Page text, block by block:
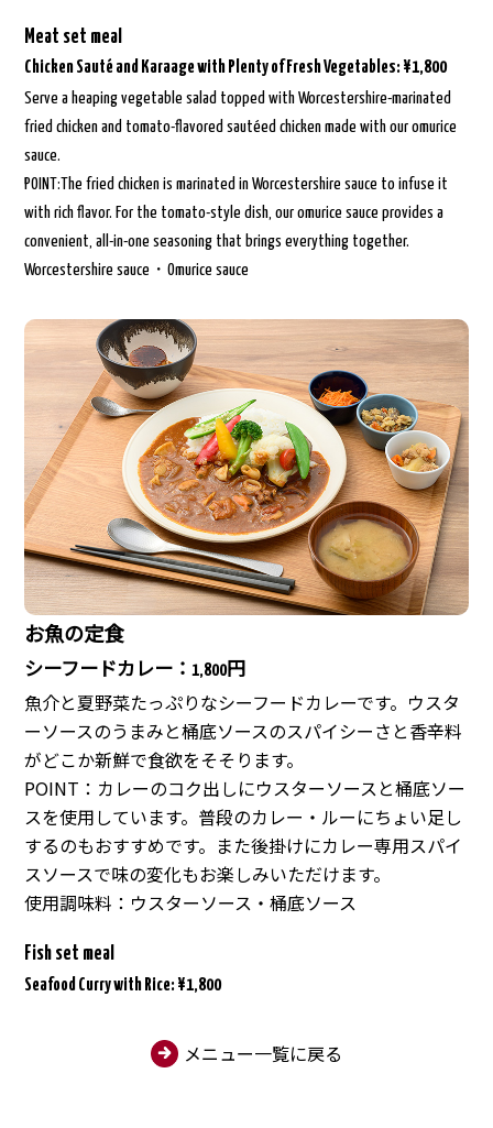
Meat set meal
Chicken Sauté and Karaage with Plenty of Fresh Vegetables: ¥1,800
Serve a heaping vegetable salad topped with Worcestershire-marinated
fried chicken and tomato-flavored sautéed chicken made with our omurice
sauce.
POINT:The fried chicken is marinated in Worcestershire sauce to infuse it
with rich flavor. For the tomato-style dish, our omurice sauce provides a
convenient, all-in-one seasoning that brings everything together.
Worcestershire sauce・Omurice sauce
お魚の定食
シーフードカレー：1,800円
魚介と夏野菜たっぷりなシーフードカレーです。ウスタ
ーソースのうまみと桶底ソースのスパイシーさと香辛料
がどこか新鮮で食欲をそそります。
POINT：カレーのコク出しにウスターソースと桶底ソー
スを使用しています。普段のカレー・ルーにちょい足し
するのもおすすめです。また後掛けにカレー専用スパイ
スソースで味の変化もお楽しみいただけます。
使用調味料：ウスターソース・桶底ソース
Fish set meal
Seafood Curry with Rice: ¥1,800
メニュー一覧に戻る